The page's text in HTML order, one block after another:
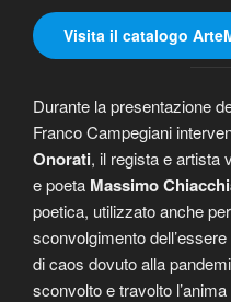
Visita il catalogo
Durante la presentazione
Franco Campegiani
Onorati, il regista e artista
e poeta Massimo
poetica, utilizzato anche
sconvolgimento
di caos dovuto alla
sconvolto e travolto